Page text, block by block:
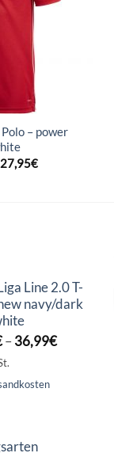
– power
27,95€
Line 2.0 T-
navy/dark
– 36,99€